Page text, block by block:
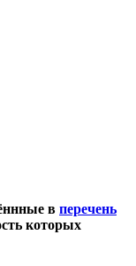
в перечень
которых